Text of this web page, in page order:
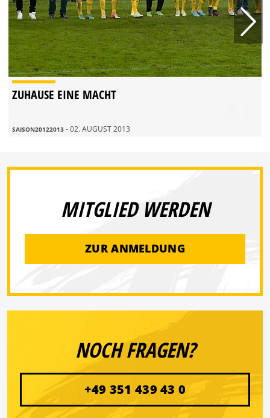
ZUHAUSE EINE MACHT
SAISON20122013 - 02. AUGUST 2013
MITGLIED WERDEN
ZUR ANMELDUNG
NOCH FRAGEN?
+49 351 439 43 0